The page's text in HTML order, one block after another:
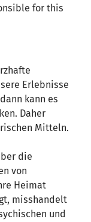
for this
Erlebnisse
kann es
Daher
Mitteln.
die
von
Heimat
misshandelt
und